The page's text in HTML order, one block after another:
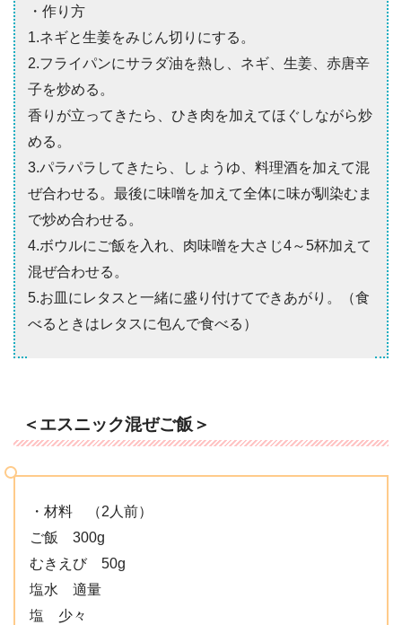
・作り方
1.ネギと生姜をみじん切りにする。
2.フライパンにサラダ油を熱し、ネギ、生姜、赤唐辛
子を炒める。
香りが立ってきたら、ひき肉を加えてほぐしながら炒
める。
3.パラパラしてきたら、しょうゆ、料理酒を加えて混
ぜ合わせる。最後に味噌を加えて全体に味が馴染むま
で炒め合わせる。
4.ボウルにご飯を入れ、肉味噌を大さじ4～5杯加えて
混ぜ合わせる。
5.お皿にレタスと一緒に盛り付けてできあがり。（食
べるときはレタスに包んで食べる）
＜エスニック混ぜご飯＞
・材料 （2人前）
ご飯 300g
むきえび 50g
塩水 適量
塩 少々